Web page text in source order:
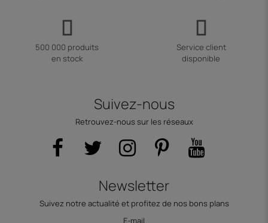
500 000 produits
en stock
Service client
disponible
Suivez-nous
Retrouvez-nous sur les réseaux
Newsletter
Suivez notre actualité et profitez de nos bons plans
E-mail